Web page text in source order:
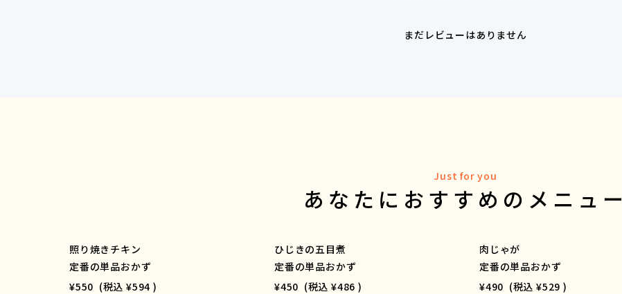
まだレビューはありません
Just for you
あなたにおすすめのメニュー
照り焼きチキン
定番の単品おかず
¥550 (税込 ¥594 )
ひじきの五目煮
定番の単品おかず
¥450 (税込 ¥486 )
肉じゃが
定番の単品おかず
¥490 (税込 ¥529 )